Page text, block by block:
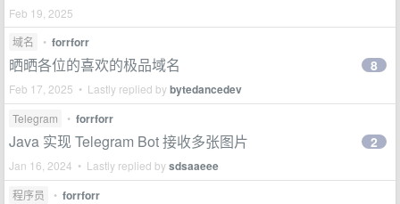
Feb 19, 2025
域名
• forrforr
晒晒各位的喜欢的极品域名
Feb 17, 2025 • Lastly replied bybytedancedev
8
Telegram • forrforr
Java 实现 Telegram Bot 接收多张图片
Jan 16, 2024 • Lastly replied bysdsaaeee
2
程序员 • forrforr